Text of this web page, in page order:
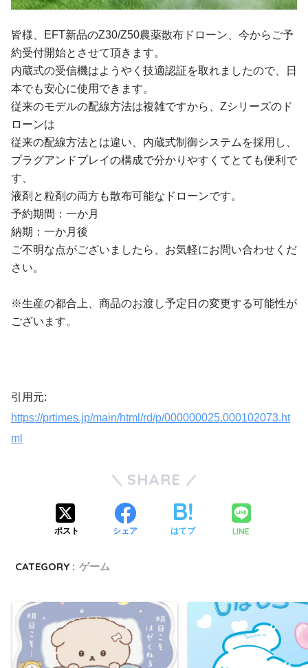
皆様、EFT新品のZ30/Z50農薬散布ドローン、今からご予
約受付開始とさせて頂きます。
内蔵式の受信機はようやく技適認証を取れましたので、日
本でも安心に使用できます。
従来のモデルの配線方法は複雑ですから、Zシリーズのド
ローンは
従来の配線方法とは違い、内蔵式制御システムを採用し、
プラグアンドプレイの構成で分かりやすくてとても便利で
す、
液剤と粒剤の両方も散布可能なドローンです。
予約期間：一か月
納期：一か月後
ご不明な点がございましたら、お気軽にお問い合わせくだ
さい。
※生産の都合上、商品のお渡し予定日の変更する可能性が
ございます。
引用元:
https://prtimes.jp/main/html/rd/p/000000025.000102073.ht
ml
SHARE
ポスト シェア はてブ LINE
CATEGORY : ゲーム